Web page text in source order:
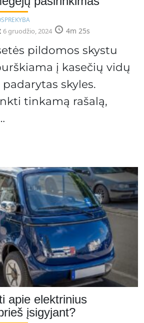
PREKYBA
6 gruodžio, 2024 4m 25s
pildomos skystu
į kasečių vidų
skyles.
tinkamą rašalą,
apie elektrinius
įsigyjant?